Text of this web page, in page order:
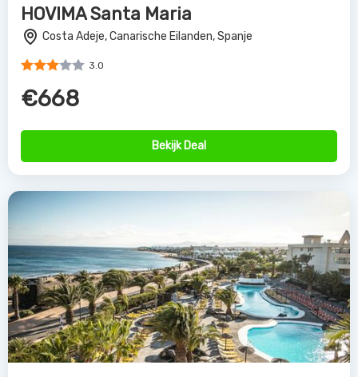
HOVIMA Santa Maria
Costa Adeje, Canarische Eilanden, Spanje
3.0
€668
Bekijk Deal